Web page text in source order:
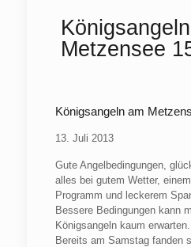
Metzensee
Königsangeln am
13. Juli 2013
Gute Angelbedingungen,
alles bei gutem Wetter,
Programm und leckerem
Bessere Bedingungen kann
Königsangeln kaum erwarten.
Bereits am Samstag fanden